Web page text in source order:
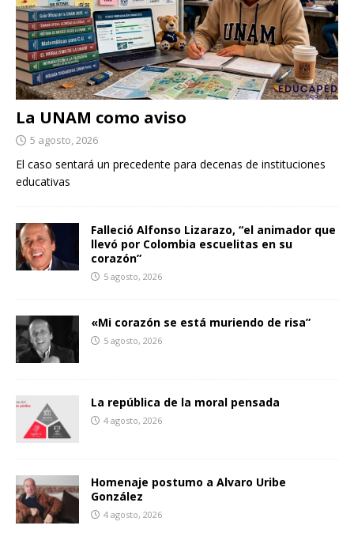
La UNAM como aviso
5 agosto, 2026
El caso sentará un precedente para decenas de instituciones
educativas
Falleció Alfonso Lizarazo, “el animador que
llevó por Colombia escuelitas en su
corazón”
5 agosto, 2026
«Mi corazón se está muriendo de risa”
5 agosto, 2026
La república de la moral pensada
4 agosto, 2026
Homenaje postumo a Alvaro Uribe
González
4 agosto, 2026